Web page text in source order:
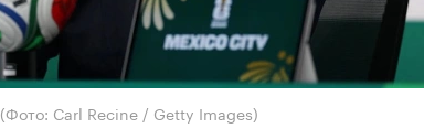
(Фото: Carl Recine / Getty Images)